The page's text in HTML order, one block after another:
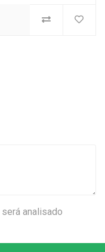
analisado